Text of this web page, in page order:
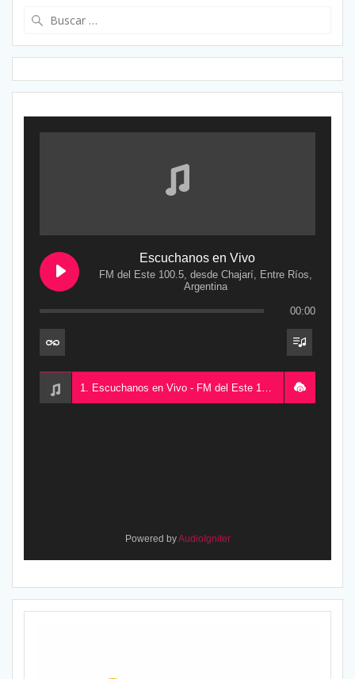
Escuchanos en Vivo
FM del Este 100.5, desde Chajarí, Entre Ríos,
Argentina
00:00
Powered byAudioIgniter